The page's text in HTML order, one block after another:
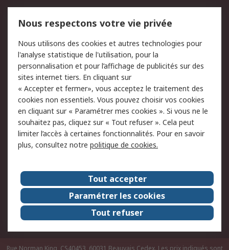
du site
Politique de protection
des données - Mise à
jour
Sécurité des E-mails
Conditions générales
de vente
Politique anti-
corruption
Campagnes marketing
A propos de RS
A propos de RS France
Evénements
Le groupe RS Group Plc
Presse
RS dans le monde
Démarche RSE
Nous rejoindre
RS Particuliers
Nous respectons votre vie privée
Nous utilisons des cookies et autres technologies pour
l'analyse statistique de l'utilisation, pour la
personnalisation et pour l’affichage de publicités sur des
sites internet tiers. En cliquant sur
« Accepter et fermer», vous acceptez le traitement des
cookies non essentiels. Vous pouvez choisir vos cookies
en cliquant sur « Paramétrer mes cookies ». Si vous ne le
souhaitez pas, cliquez sur « Tout refuser ». Cela peut
limiter l’accès à certaines fonctionnalités. Pour en savoir
plus, consultez notre politique de cookies.
Tout accepter
Paramétrer les cookies
Tout refuser